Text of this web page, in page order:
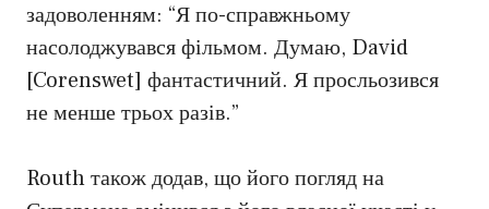
задоволенням: “Я по-справжньому
насолоджувався фільмом. Думаю, David
[Corenswet] фантастичний. Я просльозився
не менше трьох разів.”
Routh також додав, що його погляд на